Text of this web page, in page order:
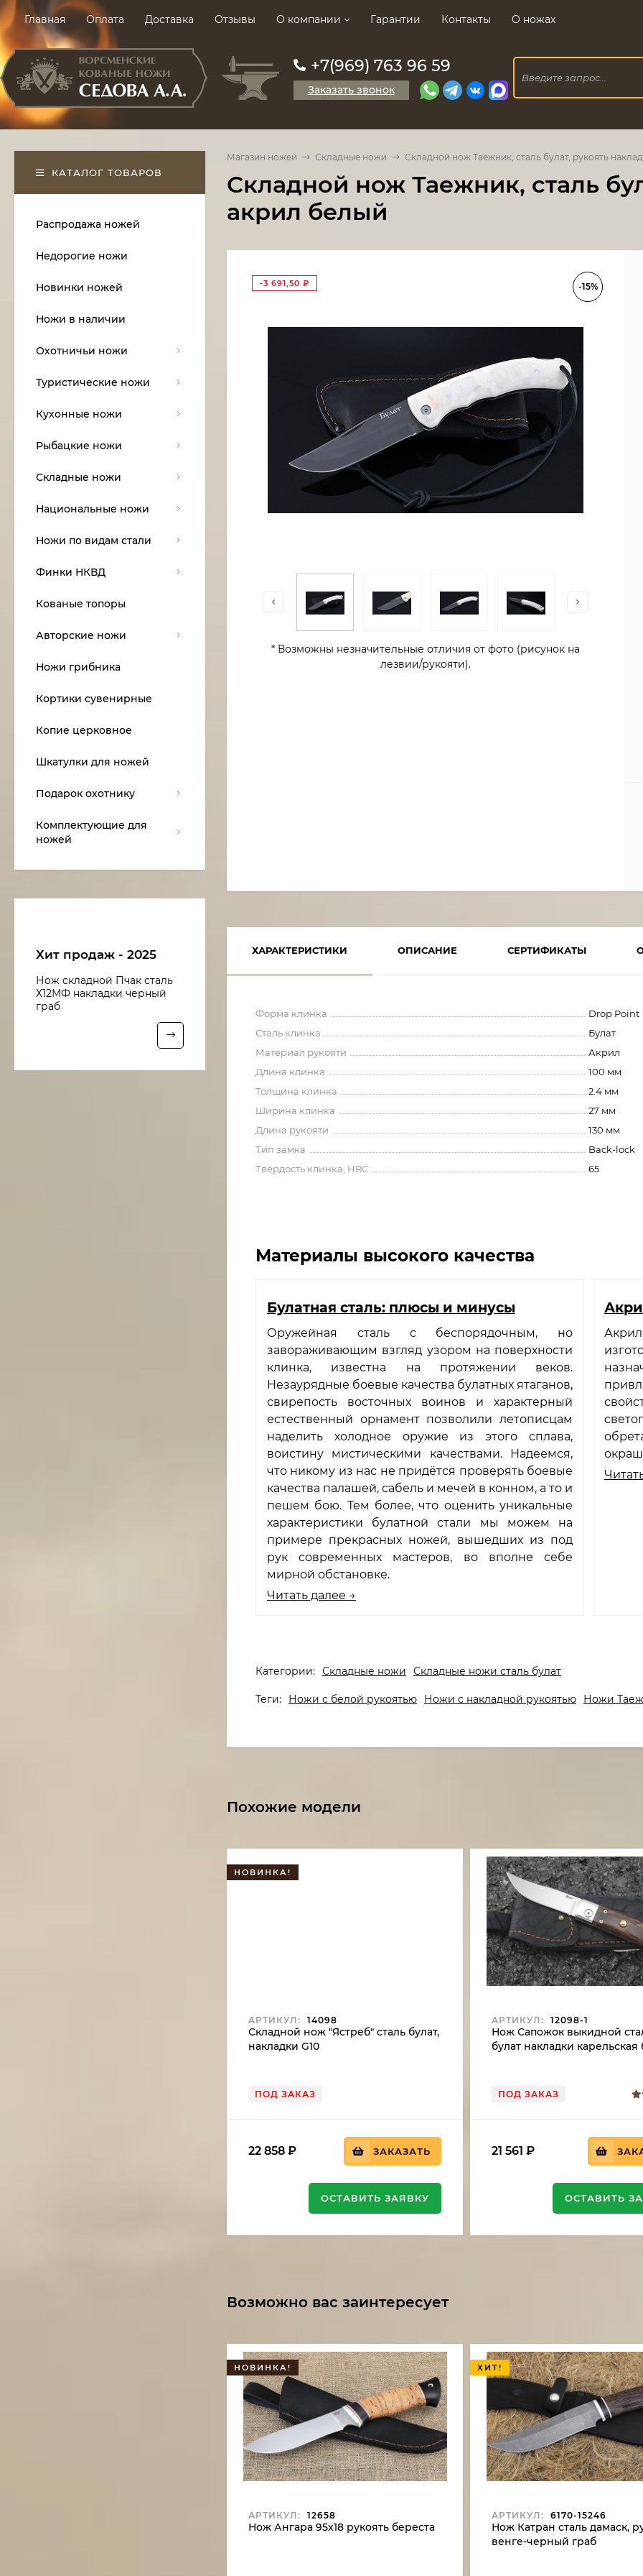
Главная Оплата Доставка Отзывы О компании Гарантии Контакты О ножах
+7(969) 763 96 59
Заказать звонок
Магазин ножей Складные ножи Складной нож Таежник, сталь булат, рукоять
Складной нож Таежник, сталь
акрил белый
-15%
-3 691,50 ₽
* Возможны незначительные отличия от фото (рисунок на
лезвии/рукояти).
ХАРАКТЕРИСТИКИ ОПИСАНИЕ СЕРТИФИКАТЫ
Форма клинка
Drop Point
Сталь клинка
Булат
Материал рукояти
Акрил
Длина клинка
100 мм
Толщина клинка
2.4 мм
Ширина клинка
27 мм
Длина рукояти
130 мм
Тип замка
Back-lock
Твёрдость клинка, HRC
65
Материалы высокого качества
Булатная сталь: плюсы и минусы
Оружейная сталь с беспорядочным, но
завораживающим взгляд узором на поверхности
клинка, известна на протяжении веков.
Незаурядные боевые качества булатных ятаганов,
свирепость восточных воинов и характерный
естественный орнамент позволили летописцам
наделить холодное оружие из этого сплава,
воистину мистическими качествами. Надеемся,
что никому из нас не придётся проверять боевые
качества палашей, сабель и мечей в конном, а то и
пешем бою. Тем более, что оценить уникальные
характеристики булатной стали мы можем на
примере прекрасных ножей, вышедших из под
рук современных мастеров, во вполне себе
мирной обстановке.
Читать далее →
Категории: Складные ножи Складные ножи сталь булат
Теги: Ножи с белой рукоятью Ножи с накладной рукоятью Ножи
Похожие модели
НОВИНКА!
АРТИКУЛ: 14098
Складной нож "Ястреб" сталь булат,
накладки G10
ПОД ЗАКАЗ
22 858 ₽ ЗАКАЗАТЬ
ОСТАВИТЬ ЗАЯВКУ
АРТИКУЛ: 12098-1
Нож Сапожок выкидной
булат накладки карельская
ПОД ЗАКАЗ
21 561₽
ОСТАВИТЬ
Возможно вас заинтересует
НОВИНКА!
АРТИКУЛ: 12658
Нож Ангара 95х18 рукоять береста
ХИТ!
АРТИКУЛ: 6170-15246
Нож Катран сталь дамаск,
венге-черный граб
КАТАЛОГ ТОВАРОВ
Распродажа ножей
Недорогие ножи
Новинки ножей
Ножи в наличии
Охотничьи ножи
Туристические ножи
Кухонные ножи
Рыбацкие ножи
Складные ножи
Национальные ножи
Ножи по видам стали
Финки НКВД
Кованые топоры
Авторские ножи
Ножи грибника
Кортики сувенирные
Копие церковное
Шкатулки для ножей
Подарок охотнику
Комплектующие для
ножей
Хит продаж - 2025
Нож складной Пчак сталь
Х12МФ накладки черный
граб